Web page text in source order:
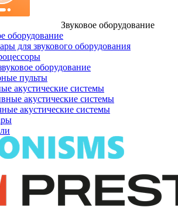
Звуковое оборудование
оборудование
для звукового оборудования
оборудование
пульты
акустические системы
акустические системы
акустические системы